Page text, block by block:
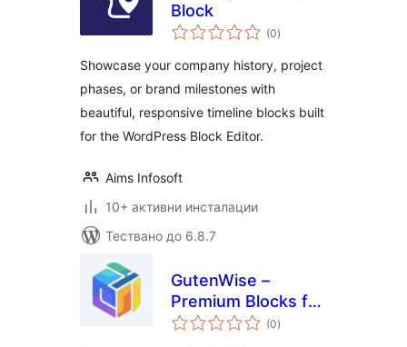
Block
(0общо
оценки
)
Showcase your company history, project
phases, or brand milestones with
beautiful, responsive timeline blocks built
for the WordPress Block Editor.
Aims Infosoft
10+ активни инсталации
Тествано до 6.8.7
GutenWise –
Premium Blocks for
Block Editor (0общо
оценки
)